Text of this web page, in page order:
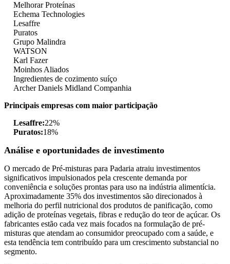
Melhorar Proteínas
Echema Technologies
Lesaffre
Puratos
Grupo Malindra
WATSON
Karl Fazer
Moinhos Aliados
Ingredientes de cozimento suíço
Archer Daniels Midland Companhia
Principais empresas com maior participação
Lesaffre:22%
Puratos:18%
Análise e oportunidades de investimento
O mercado de Pré-misturas para Padaria atraiu investimentos
significativos impulsionados pela crescente demanda por
conveniência e soluções prontas para uso na indústria alimentícia.
Aproximadamente 35% dos investimentos são direcionados à
melhoria do perfil nutricional dos produtos de panificação, como
adição de proteínas vegetais, fibras e redução do teor de açúcar. Os
fabricantes estão cada vez mais focados na formulação de pré-
misturas que atendam ao consumidor preocupado com a saúde, e
esta tendência tem contribuído para um crescimento substancial no
segmento.